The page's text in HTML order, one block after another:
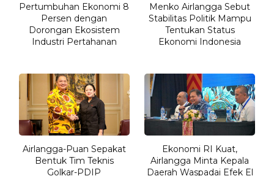
Pertumbuhan Ekonomi 8
Persen dengan
Dorongan Ekosistem
Industri Pertahanan
Menko Airlangga Sebut
Stabilitas Politik Mampu
Tentukan Status
Ekonomi Indonesia
Airlangga-Puan Sepakat
Bentuk Tim Teknis
Golkar-PDIP
Ekonomi RI Kuat,
Airlangga Minta Kepala
Daerah Waspadai Efek El